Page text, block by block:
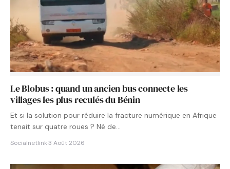
Le Blobus : quand un ancien bus connecte les
villages les plus reculés du Bénin
Et si la solution pour réduire la fracture numérique en Afrique
tenait sur quatre roues ? Né de…
Socialnetlink·3 Août 2026